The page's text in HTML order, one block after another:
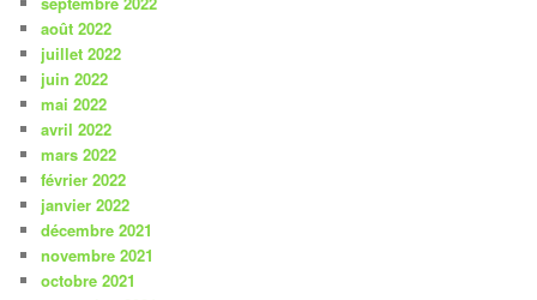
août 2022
juillet 2022
juin 2022
mai 2022
avril 2022
mars 2022
février 2022
janvier 2022
décembre 2021
novembre 2021
octobre 2021